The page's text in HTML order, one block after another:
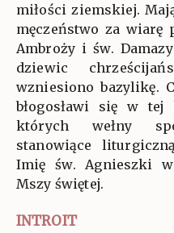
miłości ziemskiej.
męczeństwo za wiarę
Ambroży i św.
dziewic
wzniesiono bazylikę.
błogosławi się w
których wełny
stanowiące
Imię św. Agnieszki
Mszy świętej.
INTROIT